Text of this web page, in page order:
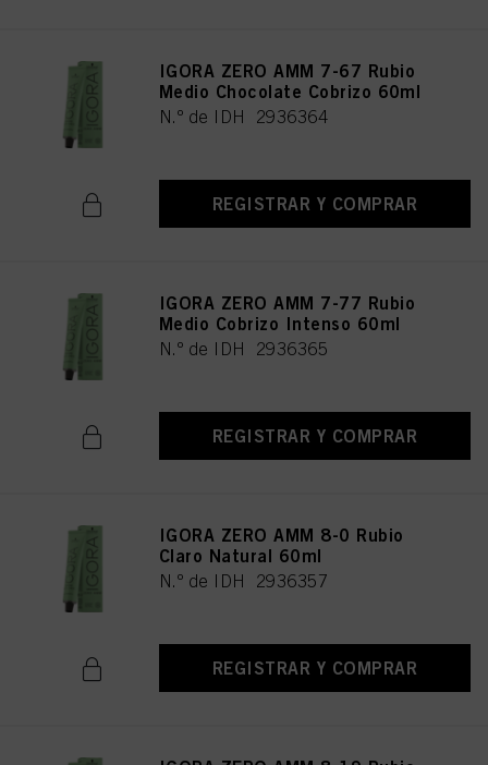
IGORA ZERO AMM 7-67 Rubio
Medio Chocolate Cobrizo 60ml
N.º de IDH 2936364
REGISTRAR Y COMPRAR
IGORA ZERO AMM 7-77 Rubio
Medio Cobrizo Intenso 60ml
N.º de IDH 2936365
REGISTRAR Y COMPRAR
IGORA ZERO AMM 8-0 Rubio
Claro Natural 60ml
N.º de IDH 2936357
REGISTRAR Y COMPRAR